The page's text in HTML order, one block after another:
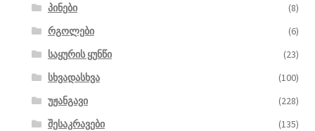
პინები
(8)
რგოლები
(6)
საყურის ყუნწი
(23)
სხვადასხვა
(100)
უჟანგავი
(228)
შესაკრავები
(135)